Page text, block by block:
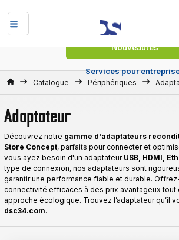
Nouveautés
Services pour
AccueilCatalogue Périphériques
Adaptateur
Découvrez notre gamme d'adaptateurs
Store Concept, parfaits pour connecter et
vous ayez besoin d'un adaptateur USB, HDMI,
type de connexion, nos adaptateurs sont
garantir une performance fiable et durable.
connectivité efficaces à des prix avantageux tout
approche écologique. Trouvez l’adaptateur qu’il
dsc34.com.